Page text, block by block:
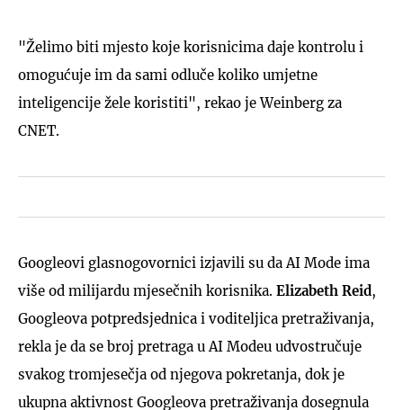
"Želimo biti mjesto koje korisnicima daje kontrolu i
omogućuje im da sami odluče koliko umjetne
inteligencije žele koristiti", rekao je Weinberg za
CNET.
Googleovi glasnogovornici izjavili su da AI Mode ima
više od milijardu mjesečnih korisnika. Elizabeth Reid,
Googleova potpredsjednica i voditeljica pretraživanja,
rekla je da se broj pretraga u AI Modeu udvostručuje
svakog tromjesečja od njegova pokretanja, dok je
ukupna aktivnost Googleova pretraživanja dosegnula